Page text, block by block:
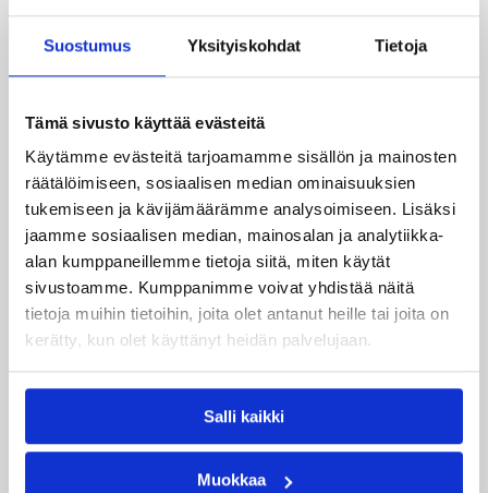
Suostumus Yksityiskohdat Tietoja
Tämä sivusto käyttää evästeitä
Käytämme evästeitä tarjoamamme sisällön ja mainosten
räätälöimiseen, sosiaalisen median ominaisuuksien
tukemiseen ja kävijämäärämme analysoimiseen. Lisäksi
jaamme sosiaalisen median, mainosalan ja analytiikka-
alan kumppaneillemme tietoja siitä, miten käytät
sivustoamme. Kumppanimme voivat yhdistää näitä
tietoja muihin tietoihin, joita olet antanut heille tai joita on
kerätty, kun olet käyttänyt heidän palvelujaan.
Salli kaikki
Muokkaa
Melanie Hoyt Vimpelin Vedon
sentteriksi
Naisten Korisliiga-kauteen valmistautuva
Vimpelin Veto on tehnyt pelaajasopimuksen
yhdysvaltalaispelaaja Melanie Hoytin kanssa.